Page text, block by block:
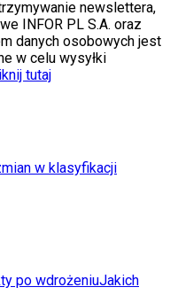
newslettera,
INFOR PL S.A. oraz
danych osobowych jest
w celu wysyłki
tutaj
w klasyfikacji
po wdrożeniuJakich